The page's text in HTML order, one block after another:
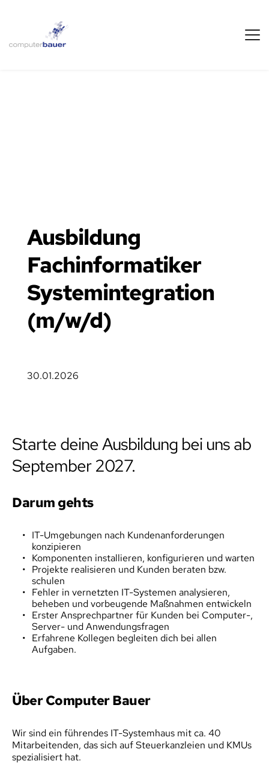
Ausbildung
Fachinformatiker
Systemintegration
(m/w/d)
30.01.2026
Starte deine Ausbildung bei uns ab
September 2027.
Darum gehts
IT-Umgebungen nach Kundenanforderungen
konzipieren
Komponenten installieren, konfigurieren und warten
Projekte realisieren und Kunden beraten bzw.
schulen
Fehler in vernetzten IT-Systemen analysieren,
beheben und vorbeugende Maßnahmen entwickeln
Erster Ansprechpartner für Kunden bei Computer-,
Server- und Anwendungsfragen
Erfahrene Kollegen begleiten dich bei allen
Aufgaben.
Über Computer Bauer
Wir sind ein führendes IT-Systemhaus mit ca. 40
Mitarbeitenden, das sich auf Steuerkanzleien und KMUs
spezialisiert hat.